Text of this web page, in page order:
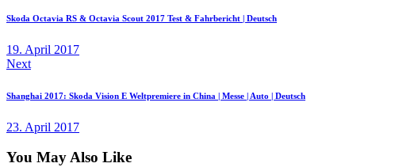
Skoda Octavia RS & Octavia Scout 2017 Test & Fahrbericht | Deutsch
19. April 2017
Next
Shanghai 2017: Skoda Vision E Weltpremiere in China | Messe | Auto | Deutsch
23. April 2017
You May Also Like